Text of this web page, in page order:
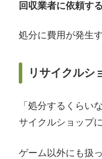
回収業者に依頼す
処分に費用が発生
リサイクルシ
「処分するくらい
サイクルショップ
ゲーム以外にも扱